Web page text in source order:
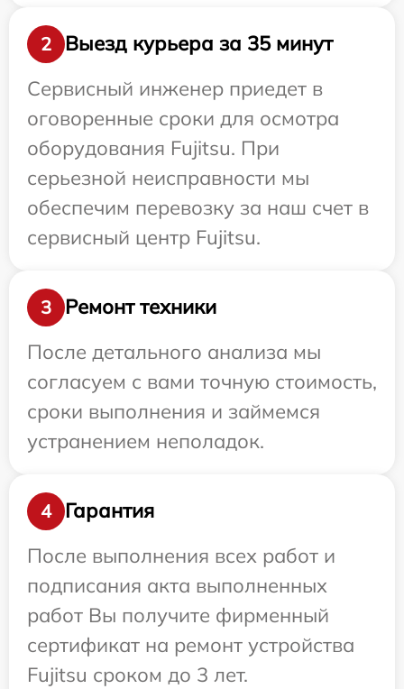
2
Выезд курьера за 35 минут
Сервисный инженер приедет в
оговоренные сроки для осмотра
оборудования Fujitsu. При
серьезной неисправности мы
обеспечим перевозку за наш счет в
сервисный центр Fujitsu.
3
Ремонт техники
После детального анализа мы
согласуем с вами точную стоимость,
сроки выполнения и займемся
устранением неполадок.
4
Гарантия
После выполнения всех работ и
подписания акта выполненных
работ Вы получите фирменный
сертификат на ремонт устройства
Fujitsu сроком до 3 лет.